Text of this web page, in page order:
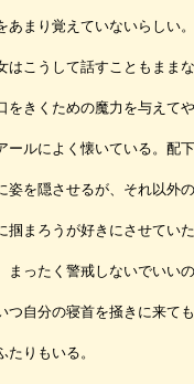
あまり覚えていないらしい
はこうして話すこともまま
をきくための魔力を与えて
ールによく懐いている。配
姿を隠させるが、それ以外
掴まろうが好きにさせてい
まったく警戒しないでいい
つ自分の寝首を掻きに来て
たりもいる。